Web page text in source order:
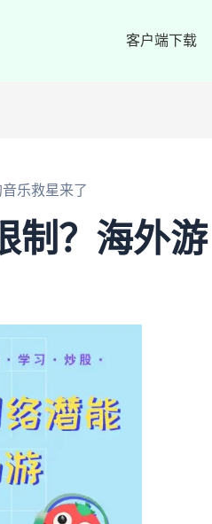
客户端下载
乐救星来了
制？海外游